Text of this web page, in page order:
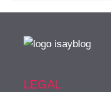
LEGAL